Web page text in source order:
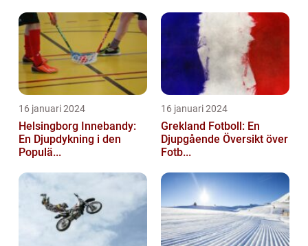
16 januari 2024
Helsingborg Innebandy:
En Djupdykning i den
Populä...
16 januari 2024
Grekland Fotboll: En
Djupgående Översikt över
Fotb...